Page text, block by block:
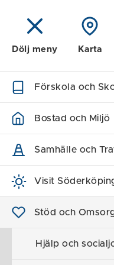
Meny
Dölj meny Karta
Förskola och
Bostad och Miljö
Samhälle och
Visit
Stöd och
Hjälp och
Stöd
Hem
Budget-